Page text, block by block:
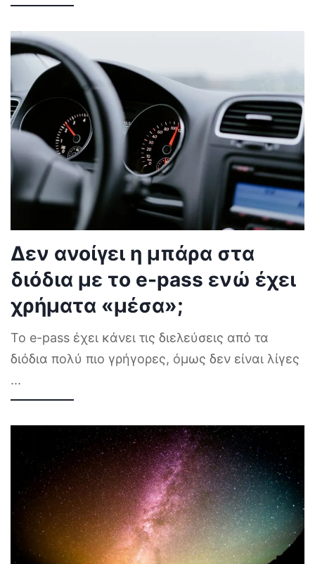
Δεν ανοίγει η μπάρα στα
διόδια με το e-pass ενώ έχει
χρήματα «μέσα»;
Το e-pass έχει κάνει τις διελεύσεις από τα
διόδια πολύ πιο γρήγορες, όμως δεν είναι λίγες
...